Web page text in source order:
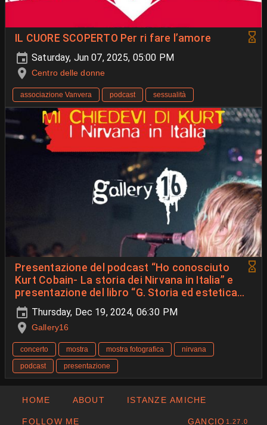
IL CUORE SCOPERTO Per ri fare l’amore
Saturday, Jun 07, 2025, 05:00 PM
Centro delle donne
associazione Vanvera podcast sessualità
Presentazione del podcast “Ho conosciuto
Kurt Cobain- La storia dei Nirvana in Italia” e
presentazione del libro “G. Storia ed estetica
GRUNGE”
Thursday, Dec 19, 2024, 06:30 PM
Gallery16
concerto mostra mostra fotografica
nirvana
podcast
presentazione
HOME ABOUT ISTANZE AMICHE
FOLLOW ME GANCIO 1.27.0